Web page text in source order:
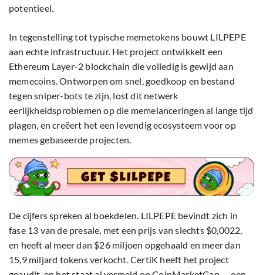
potentieel.
In tegenstelling tot typische memetokens bouwt LILPEPE
aan echte infrastructuur. Het project ontwikkelt een
Ethereum Layer-2 blockchain die volledig is gewijd aan
memecoins. Ontworpen om snel, goedkoop en bestand
tegen sniper-bots te zijn, lost dit netwerk
eerlijkheidsproblemen op die memelanceringen al lange tijd
plagen, en creëert het een levendig ecosysteem voor op
memes gebaseerde projecten.
De cijfers spreken al boekdelen. LILPEPE bevindt zich in
fase 13 van de presale, met een prijs van slechts $0,0022,
en heeft al meer dan $26 miljoen opgehaald en meer dan
15,9 miljard tokens verkocht. CertiK heeft het project